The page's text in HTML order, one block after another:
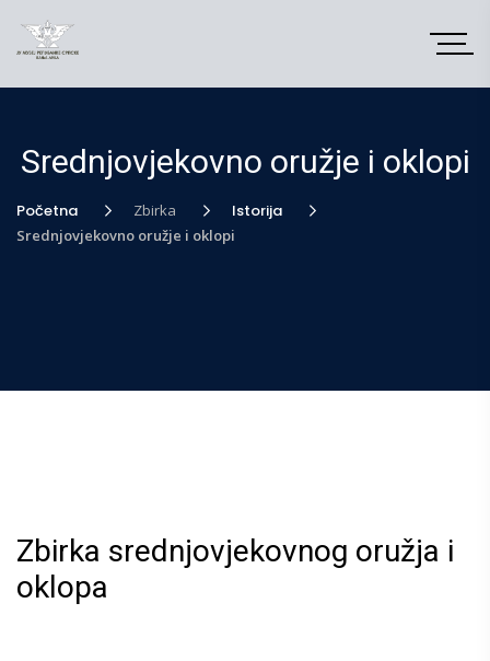
Srednjovjekovno oružje i oklopi
Početna Zbirka Istorija
Srednjovjekovno oružje i oklopi
Zbirka srednjovjekovnog oružja i
oklopa